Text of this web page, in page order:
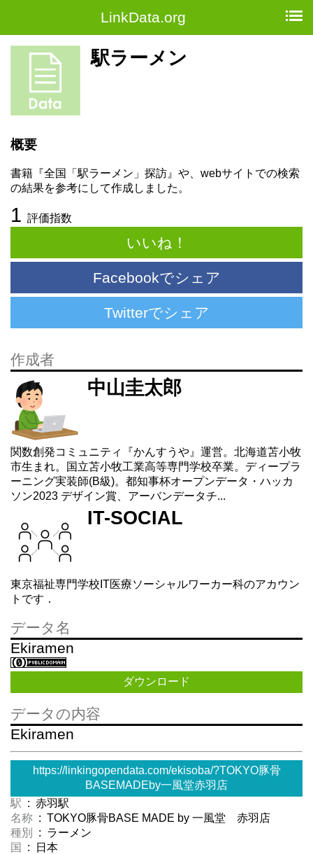
LinkData.org
駅ラーメン
概要
書籍『全国「駅ラーメン」探訪』や、webサイトでの検索
の結果を参考にして作成しました。
1 評価指数
いいね！
Facebookでシェア
Twitterでシェア
作成者
中山圭太郎
関数創発コミュニティ『かんすうや』運営。北海道苫小牧
市生まれ。国立苫小牧工業高等専門学校卒業。ディープラ
ーニング実装師(B級)。都知事杯オープンデータ・ハッカ
ソン2023 デザイン賞、アーバンデータチ...
IT-SOCIAL
東京福祉専門学校IT医療ソーシャルワーカー科のアカウン
トです．
データ名
Ekiramen
ダウンロード
データの内容
Ekiramen
https://linkingopendata.com/ekisoba/?TOKYO豚骨
BASEMADEby一風堂赤羽店
駅 : 赤羽駅
名称 : TOKYO豚骨BASE MADE by 一風堂 赤羽店
種別
: ラーメン
国
: 日本